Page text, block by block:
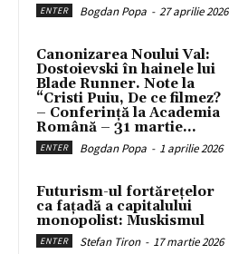
ENTER Bogdan Popa - 27 aprilie 2026
Canonizarea Noului Val:
Dostoievski în hainele lui
Blade Runner. Note la
“Cristi Puiu, De ce filmez?
– Conferință la Academia
Română – 31 martie...
ENTER Bogdan Popa - 1 aprilie 2026
Futurism-ul fortărețelor
ca fațadă a capitalului
monopolist: Muskismul
ENTER Stefan Tiron - 17 martie 2026